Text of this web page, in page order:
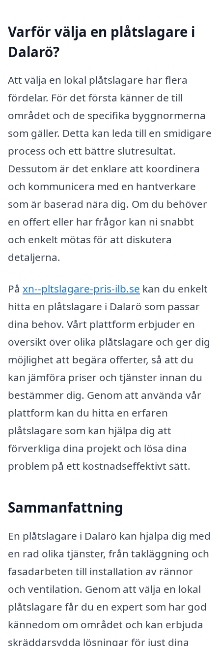
Varför välja en plåtslagare i
Dalarö?
Att välja en lokal plåtslagare har flera
fördelar. För det första känner de till
området och de specifika byggnormerna
som gäller. Detta kan leda till en smidigare
process och ett bättre slutresultat.
Dessutom är det enklare att koordinera
och kommunicera med en hantverkare
som är baserad nära dig. Om du behöver
en offert eller har frågor kan ni snabbt
och enkelt mötas för att diskutera
detaljerna.
På xn--pltslagare-pris-ilb.se kan du enkelt
hitta en plåtslagare i Dalarö som passar
dina behov. Vårt plattform erbjuder en
översikt över olika plåtslagare och ger dig
möjlighet att begära offerter, så att du
kan jämföra priser och tjänster innan du
bestämmer dig. Genom att använda vår
plattform kan du hitta en erfaren
plåtslagare som kan hjälpa dig att
förverkliga dina projekt och lösa dina
problem på ett kostnadseffektivt sätt.
Sammanfattning
En plåtslagare i Dalarö kan hjälpa dig med
en rad olika tjänster, från takläggning och
fasadarbeten till installation av rännor
och ventilation. Genom att välja en lokal
plåtslagare får du en expert som har god
kännedom om området och kan erbjuda
skräddarsydda lösningar för just dina